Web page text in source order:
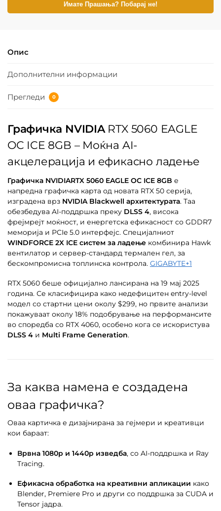
Имате Прашања? Побарај не!
Опис
Дополнителни информации
Прегледи 0
Графичка NVIDIARTX 5060 EAGLE
OC ICE 8GB – Моќна AI-
акцелерација и ефикасно ладење
Графичка NVIDIARTX 5060 EAGLE OC ICE 8GB е
напредна графичка карта од новата RTX 50 серија,
изградена врз NVIDIA Blackwell архитектурата. Таа
обезбедува AI-поддршка преку DLSS 4, висока
фрејмрејт моќност, и енергетска ефикасност со GDDR7
меморија и PCIe 5.0 интерфејс. Специјалниот
WINDFORCE 2X ICE систем за ладење комбинира Hawk
вентилатор и сервер-стандард термален гел, за
бескомпромисна топлинска контрола. GIGABYTE+1
RTX 5060 беше официјално лансирана на 19 мај 2025
година. Се класифицира како недефицитен entry-level
модел со стартни цени околу $299, но првите анализи
покажуваат околу 18% подобрување на перформансите
во споредба со RTX 4060, особено кога се искористува
DLSS 4 и Multi Frame Generation.
За каква намена е создадена
оваа графичка?
Оваа картичка е дизајнирана за гејмери и креативци
кои бараат:
Врвна 1080p и 1440p изведба, со AI-поддршка и Ray
Tracing.
Ефикасна обработка на креативни апликации како
Blender, Premiere Pro и други со поддршка за CUDA и
Tensor јадра.